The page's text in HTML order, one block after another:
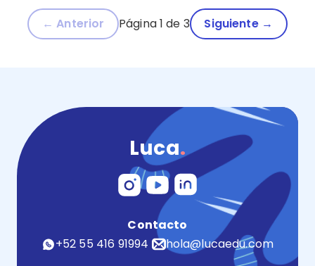
← Anterior Página 1 de 3 Siguiente →
Luca.
Contacto
+52 55 416 91994
hola@lucaedu.com